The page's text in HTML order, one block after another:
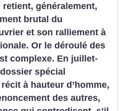
retient, généralement,
brutal du
et son ralliement à
Or le déroulé des
complexe. En juillet-
spécial
à hauteur d’homme,
des autres,